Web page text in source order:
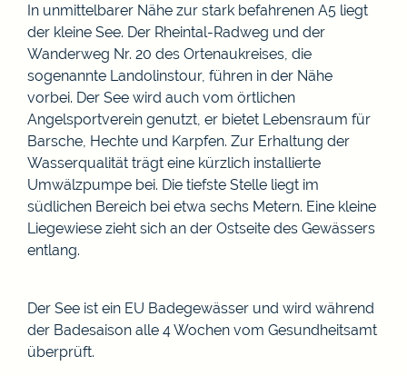
In unmittelbarer Nähe zur stark befahrenen A5 liegt
der kleine See. Der Rheintal-Radweg und der
Wanderweg Nr. 20 des Ortenaukreises, die
sogenannte Landolinstour, führen in der Nähe
vorbei. Der See wird auch vom örtlichen
Angelsportverein genutzt, er bietet Lebensraum für
Barsche, Hechte und Karpfen. Zur Erhaltung der
Wasserqualität trägt eine kürzlich installierte
Umwälzpumpe bei. Die tiefste Stelle liegt im
südlichen Bereich bei etwa sechs Metern. Eine kleine
Liegewiese zieht sich an der Ostseite des Gewässers
entlang.
Der See ist ein EU Badegewässer und wird während
der Badesaison alle 4 Wochen vom Gesundheitsamt
überprüft.